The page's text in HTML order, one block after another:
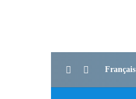
Français الوضع المظلم